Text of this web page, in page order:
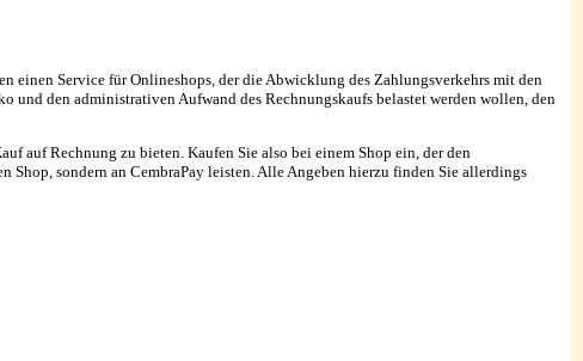
einen Service für Onlineshops, der die Abwicklung des Zahlungsverkehrs mit den
und den administrativen Aufwand des Rechnungskaufs belastet werden wollen, den
auf Rechnung zu bieten. Kaufen Sie also bei einem Shop ein, der den
Shop, sondern an CembraPay leisten. Alle Angeben hierzu finden Sie allerdings